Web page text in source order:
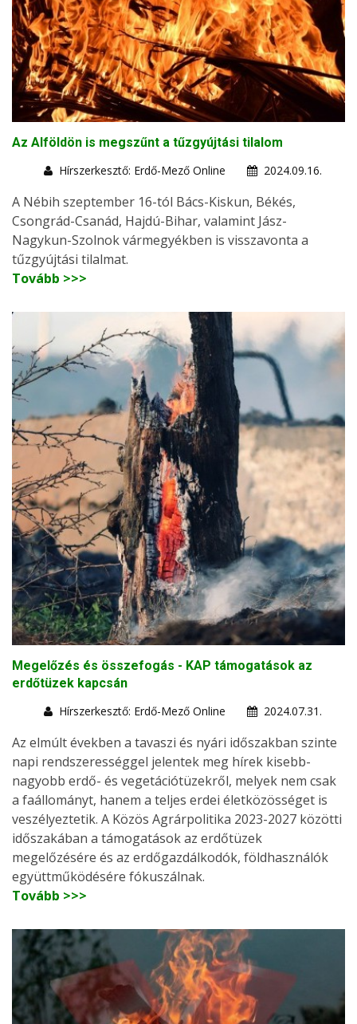
Az Alföldön is megszűnt a tűzgyújtási tilalom
Hírszerkesztő: Erdő-Mező Online
2024.09.16.
A Nébih szeptember 16-tól Bács-Kiskun, Békés,
Csongrád-Csanád, Hajdú-Bihar, valamint Jász-
Nagykun-Szolnok vármegyékben is visszavonta a
tűzgyújtási tilalmat.
Tovább >>>
Megelőzés és összefogás - KAP támogatások az
erdőtüzek kapcsán
Hírszerkesztő: Erdő-Mező Online
2024.07.31.
Az elmúlt években a tavaszi és nyári időszakban szinte
napi rendszerességgel jelentek meg hírek kisebb-
nagyobb erdő- és vegetációtüzekről, melyek nem csak
a faállományt, hanem a teljes erdei életközösséget is
veszélyeztetik. A Közös Agrárpolitika 2023-2027 közötti
időszakában a támogatások az erdőtüzek
megelőzésére és az erdőgazdálkodók, földhasználók
együttműködésére fókuszálnak.
Tovább >>>